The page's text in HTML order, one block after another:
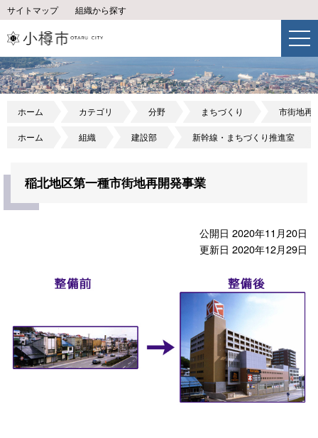
サイトマップ 組織から探す
ホーム カテゴリ 分野 まちづくり 市街地再
ホーム 組織 建設部 新幹線・まちづくり推進室
稲北地区第一種市街地再開発事業
公開日 2020年11月20日
更新日 2020年12月29日